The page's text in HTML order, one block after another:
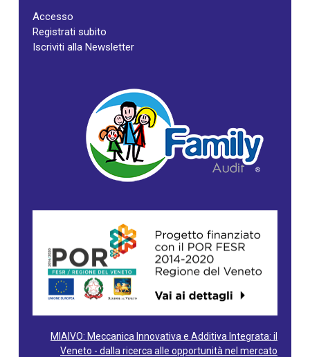
Accesso
Registrati subito
Iscriviti alla Newsletter
MIAIVO: Meccanica Innovativa e Additiva Integrata: il
Veneto - dalla ricerca alle opportunità nel mercato